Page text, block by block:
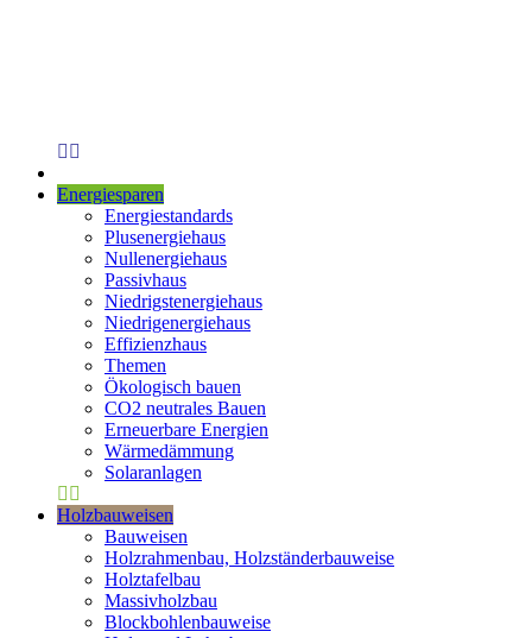
Energiesparen
Energiestandards
Plusenergiehaus
Nullenergiehaus
Passivhaus
Niedrigstenergiehaus
Niedrigenergiehaus
Effizienzhaus
Themen
Ökologisch bauen
CO2 neutrales Bauen
Erneuerbare Energien
Wärmedämmung
Solaranlagen
Holzbauweisen
Bauweisen
Holzrahmenbau, Holzständerbauweise
Holztafelbau
Massivholzbau
Blockbohlenbauweise